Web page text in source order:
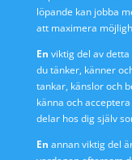
löpande kan jobba
att maximera
En viktig del av
du tänker, känner
tankar, känslor och
känna och
delar hos dig själv
En annan viktig del